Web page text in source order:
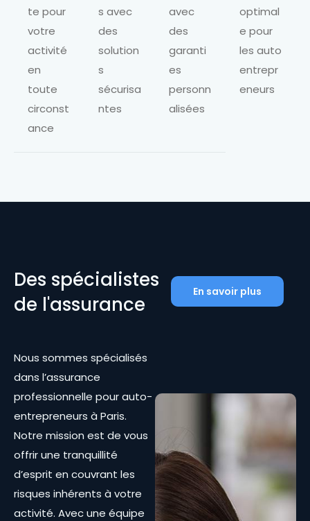
te pour
votre
activité
en
toute
circonst
ance
s avec
des
solution
s
sécurisa
ntes
avec
des
garanti
es
personn
alisées
optimal
e pour
les auto
entrepr
eneurs
Des spécialistes
de l'assurance
En savoir plus
Nous sommes spécialisés
dans l’assurance
professionnelle pour auto-
entrepreneurs à Paris.
Notre mission est de vous
offrir une tranquillité
d’esprit en couvrant les
risques inhérents à votre
activité. Avec une équipe